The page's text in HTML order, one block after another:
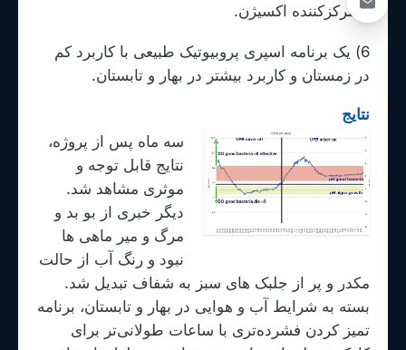
متمرکزکننده اکسیژن.
6) یک برنامه اسپری پروبیوتیک طبیعی با کاربرد کم
در زمستان و کاربرد بیشتر در بهار و تابستان.
نتایج
سه ماه پس از پروژه،
نتایج قابل توجه و
موثری مشاهد شد.
دیگر خبری از بو بد و
مرگ و میر ماهی ها
نبود و رنگ آب از حالت
مکدر و پر از جلبک های سبز به شفاف تبدیل شد.
بسته به شرایط آب و هوایی در بهار و تابستان، برنامه
تمیز کردن فشرده‌تری با ساعات طولانی‌تر برای